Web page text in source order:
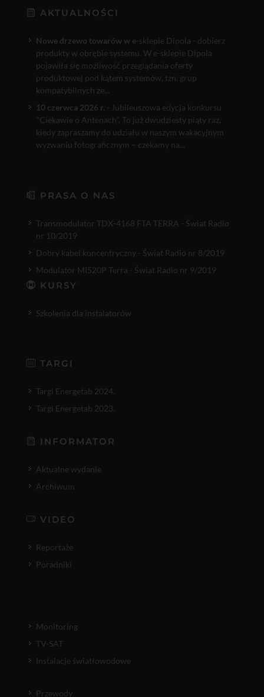
AKTUALNOŚCI
Nowe drzewo towarów w e-sklepie Dipola - dobierz
produkty w obrębie systemu. W e-sklepie Dipola
pojawiła się możliwość przeglądania oferty
produktowej pod kątem systemów, tzn. grup
kompatybilnych ze...
10 czerwca 2026 r. - Jubileuszowa edycja konkursu
"Ciekawie o Antenach". To już dwudziesty piąty raz,
kiedy zapraszamy do udziału w naszym wakacyjnym
wyzwaniu fotograficznym – czekamy na...
PRASA O NAS
Transmodulator TDX-4168 FTA TERRA - Świat Radio
nr 10/2019
Dobry kabel koncentryczny - Świat Radio nr 8/2019
Modulator MI520P Terra - Świat Radio nr 9/2019
KURSY
Szkolenia dla instalatorów
TARGI
Targi Energetab 2024.
Targi Energetab 2023.
INFORMATOR
Aktualne wydanie
Archiwum
VIDEO
Reportaże
Poradniki
Monitoring
TV-SAT
Instalacje światłowodowe
Przewody